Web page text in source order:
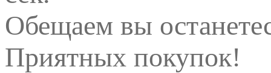
Обещаем вы
Приятных покупок!